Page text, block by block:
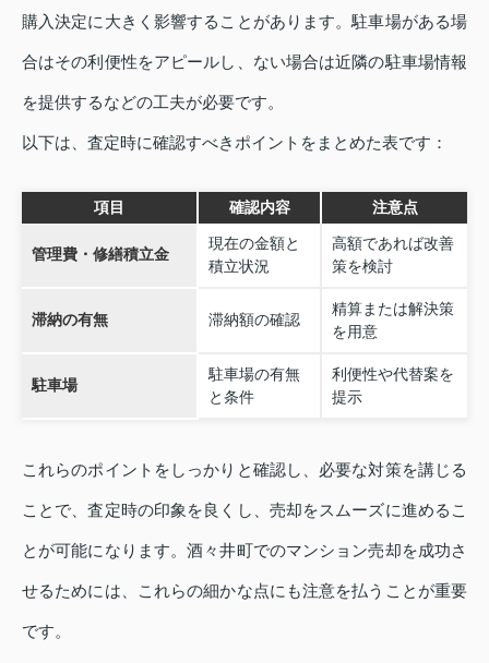
購入決定に大きく影響することがあります。駐車場がある場
合はその利便性をアピールし、ない場合は近隣の駐車場情報
を提供するなどの工夫が必要です。
以下は、査定時に確認すべきポイントをまとめた表です：
項目 確認内容 注意点
管理費・修繕積立金
現在の金額と
積立状況
高額であれば改善
策を検討
滞納の有無 滞納額の確認
精算または解決策
を用意
駐車場
駐車場の有無
と条件
利便性や代替案を
提示
これらのポイントをしっかりと確認し、必要な対策を講じる
ことで、査定時の印象を良くし、売却をスムーズに進めるこ
とが可能になります。酒々井町でのマンション売却を成功さ
せるためには、これらの細かな点にも注意を払うことが重要
です。